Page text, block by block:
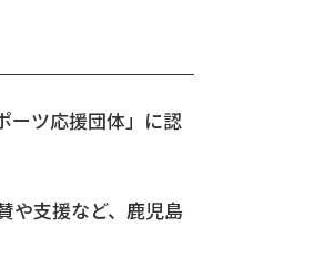
ーツ応援団体」に認
や支援など、鹿児島